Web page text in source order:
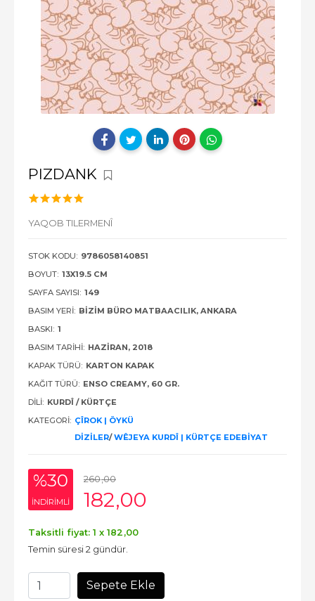
PIZDANK
YAQOB TILERMENÎ
STOK KODU: 9786058140851
BOYUT: 13X19.5 CM
SAYFA SAYISI: 149
BASIM YERI: BIZIM BÜRO MATBAACILIK, ANKARA
BASKI: 1
BASIM TARIHI: HAZIRAN, 2018
KAPAK TÜRÜ: KARTON KAPAK
KAĞIT TÜRÜ: ENSO CREAMY, 60 GR.
DILI: KURDÎ / KÜRTÇE
KATEGORI: ÇÎROK | ÖYKÜ
DİZİLER/WÊJEYA KURDÎ | KÜRTÇE EDEBİYAT
%30
INDIRIMLI
260,00
182,00
Taksitli fiyat: 1 x 182 ,00
Temin süresi 2 gündür.
Sepete Ekle